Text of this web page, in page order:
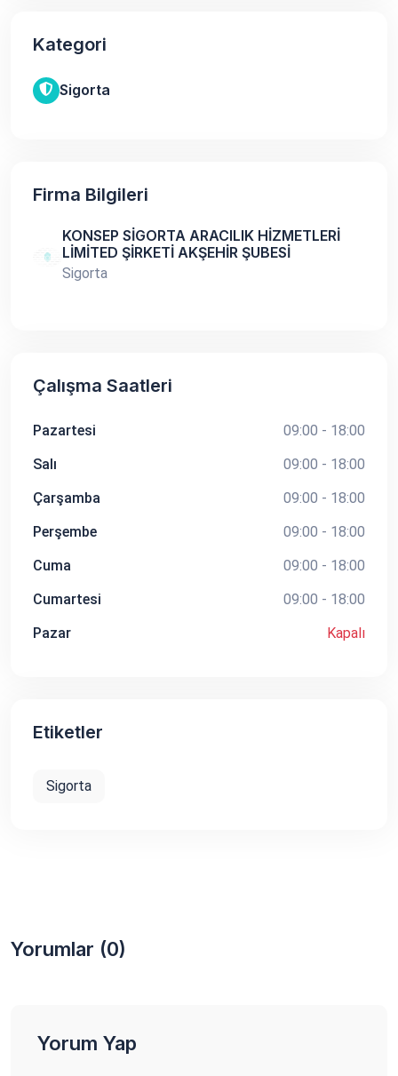
Kategori
Sigorta
Firma Bilgileri
KONSEP SİGORTA ARACILIK HİZMETLERİ
LİMİTED ŞİRKETİ AKŞEHİR ŞUBESİ
Sigorta
Çalışma Saatleri
Pazartesi
09:00 - 18:00
Salı
09:00 - 18:00
Çarşamba
09:00 - 18:00
Perşembe
09:00 - 18:00
Cuma
09:00 - 18:00
Cumartesi
09:00 - 18:00
Pazar
Kapalı
Etiketler
Sigorta
Yorumlar (0)
Yorum Yap